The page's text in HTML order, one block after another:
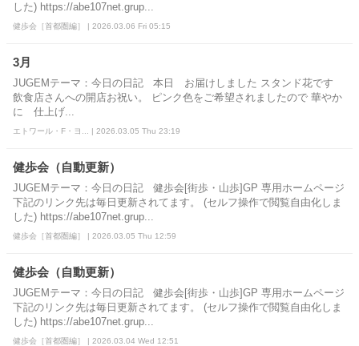
した) https://abe107net.grup...
健歩会［首都圏編］ | 2026.03.06 Fri 05:15
3月
JUGEMテーマ：今日の日記 本日 お届けしました スタンド花です
飲食店さんへの開店お祝い。 ピンク色をご希望されましたので 華やか
に 仕上げ...
エトワール・F・ヨ... | 2026.03.05 Thu 23:19
健歩会（自動更新）
JUGEMテーマ：今日の日記 健歩会[街歩・山歩]GP 専用ホームページ
下記のリンク先は毎日更新されてます。 (セルフ操作で閲覧自由化しま
した) https://abe107net.grup...
健歩会［首都圏編］ | 2026.03.05 Thu 12:59
健歩会（自動更新）
JUGEMテーマ：今日の日記 健歩会[街歩・山歩]GP 専用ホームページ
下記のリンク先は毎日更新されてます。 (セルフ操作で閲覧自由化しま
した) https://abe107net.grup...
健歩会［首都圏編］ | 2026.03.04 Wed 12:51